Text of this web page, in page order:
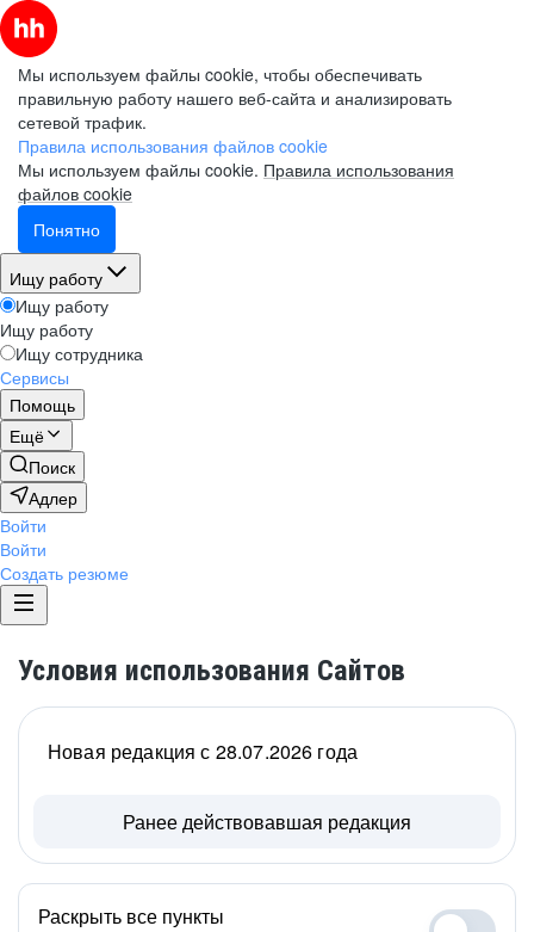
Мы используем файлы cookie, чтобы обеспечивать
правильную работу нашего веб-сайта и анализировать
сетевой трафик.
Правила использования файлов cookie
Мы используем файлы cookie. Правила использования
файлов cookie
Понятно
Ищу работу
Ищу работу
Ищу работу
Ищу сотрудника
Сервисы
Помощь
Ещё
Поиск
Адлер
Войти
Войти
Создать резюме
Условия использования Сайтов
Новая редакция с 28.07.2026 года
Ранее действовавшая редакция
Раскрыть все пункты